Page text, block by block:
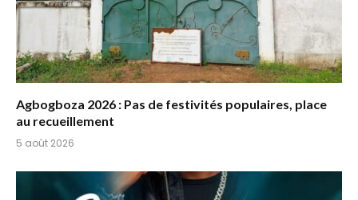
Agbogboza 2026 : Pas de festivités populaires, place
au recueillement
5 août 2026